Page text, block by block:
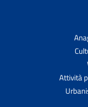
Attività